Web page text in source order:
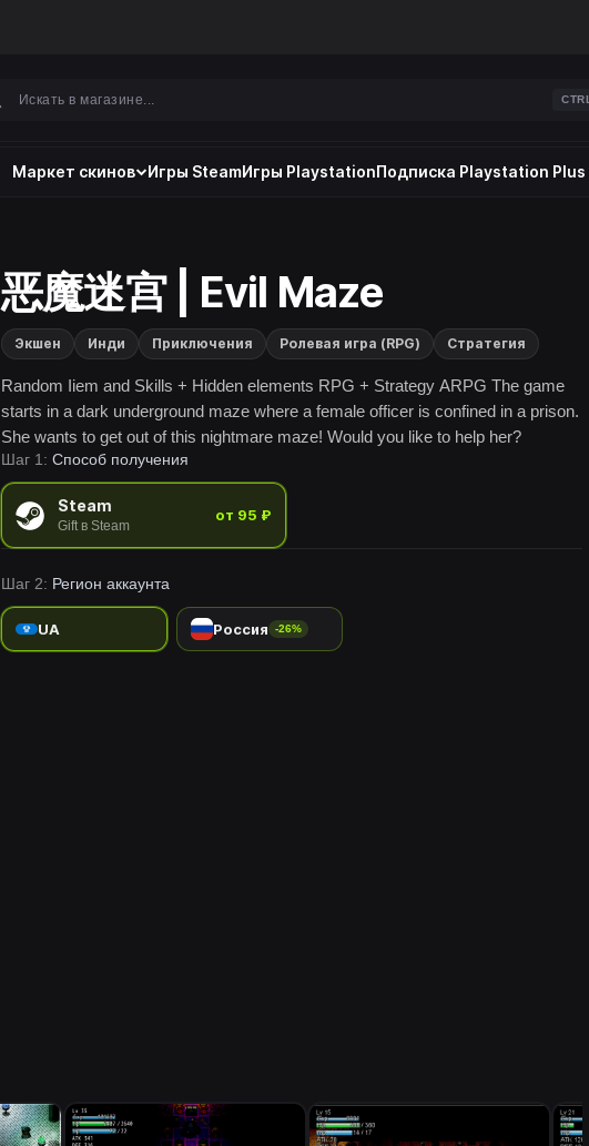
CTRL
Маркет скинов Игры SteamИгры PlaystationПодписка Playstation Plus
恶魔迷宫 | Evil Maze
Экшен Инди Приключения Ролевая игра (RPG) Стратегия
Random Iiem and Skills + Hidden elements RPG + Strategy ARPG The game
starts in a dark underground maze where a female officer is confined in a prison.
She wants to get out of this nightmare maze! Would you like to help her?
Шаг 1: Способ получения
Steam
Gift в Steam
от 95 ₽
Шаг 2: Регион аккаунта
UA Россия -26%